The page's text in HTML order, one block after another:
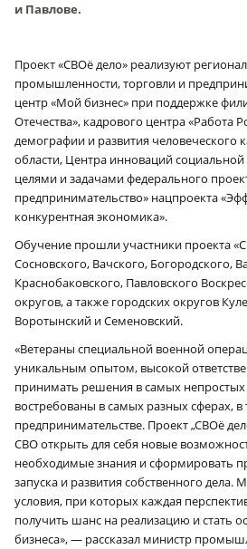
и Павлове.
Проект «СВОё дело» реализуют
промышленности, торговли и
центр «Мой бизнес» при поддержке
Отечества», кадрового центра «Работа
демографии и развития человеческого
области, Центра инноваций социальной
целями и задачами федерального
предпринимательство» нацпроекта
конкурентная экономика».
Обучение прошли участники проекта
Сосновского, Вачского, Богородского,
Краснобаковского, Павловского
округов, а также городских округов
Воротынский и Семеновский.
«Ветераны специальной военной
уникальным опытом, высокой
принимать решения в самых непростых
востребованы в самых разных сферах, в
предпринимательстве. Проект „СВОё
СВО открыть для себя новые
необходимые знания и сформировать
запуска и развития собственного дела.
условия, при которых каждая
получить шанс на реализацию и стать
бизнеса», — рассказал министр